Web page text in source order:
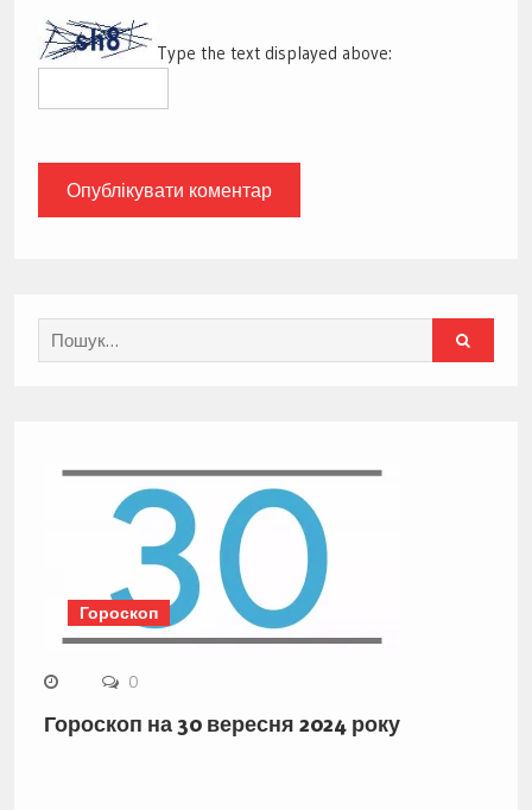
Type the text displayed above:
Search
for:
Гороскоп
0
Гороскоп на 30 вересня 2024 року